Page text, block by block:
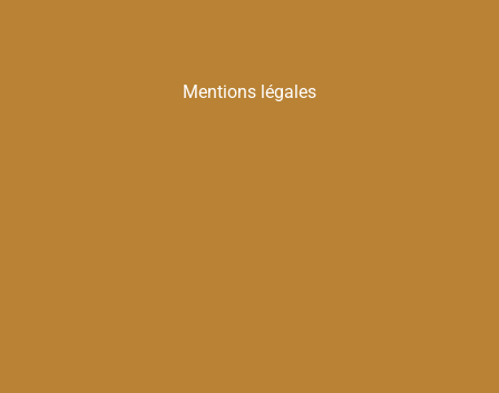
Mentions légales